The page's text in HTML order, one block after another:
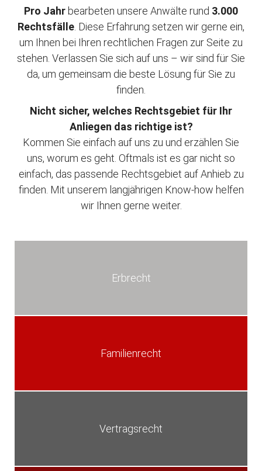
Pro Jahrbearbeten unsere Anwälte rund 3.000
Rechtsfälle . Diese Erfahrung setzen wir gerne ein,
um Ihnen bei Ihren rechtlichen Fragen zur Seite zu
stehen. Verlassen Sie sich auf uns – wir sind für Sie
da, um gemeinsam die beste Lösung für Sie zu
finden.
Nicht sicher, welches Rechtsgebiet für Ihr
Anliegen das richtige ist?
Kommen Sie einfach auf uns zu und erzählen Sie
uns, worum es geht. Oftmals ist es gar nicht so
einfach, das passende Rechtsgebiet auf Anhieb zu
finden. Mit unserem langjährigen Know-how helfen
wir Ihnen gerne weiter.
Erbrecht
Familienrecht
Vertragsrecht